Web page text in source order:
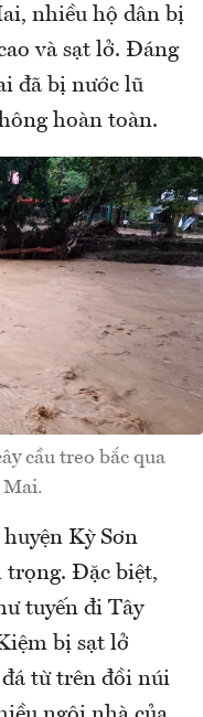
nhiều hộ dân bị
và sạt lở. Đáng
đã bị nước lũ
hoàn toàn.
cầu treo bắc qua
Mai.
Kỳ Sơn
trọng. Đặc biệt,
tuyến đi Tây
bị sạt lở
từ trên đồi núi